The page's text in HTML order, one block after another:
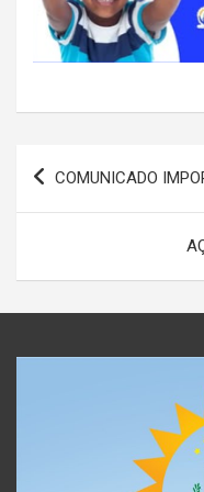
Navegação
COMUNICADO